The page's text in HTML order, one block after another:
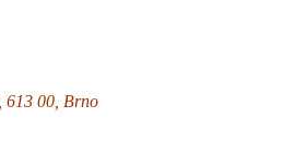
613 00, Brno